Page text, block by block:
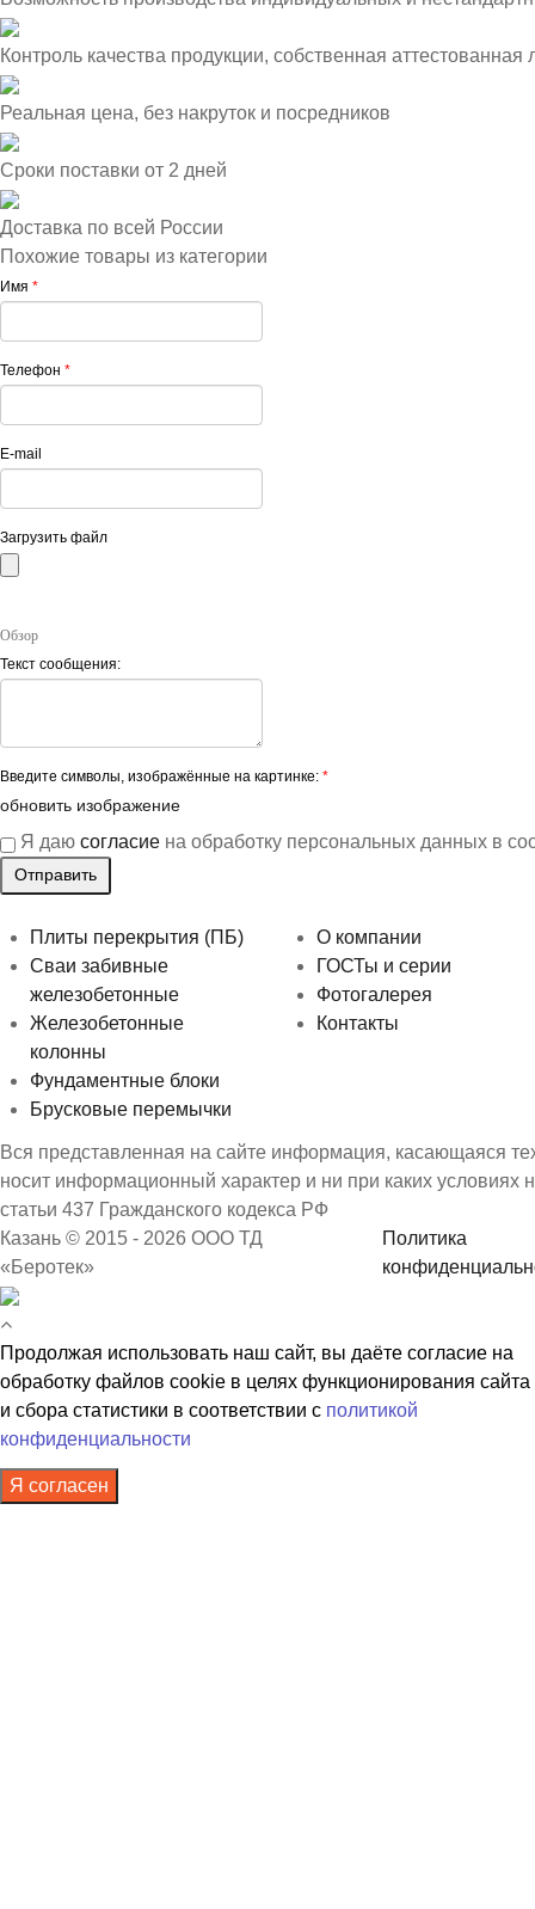
Контроль качества продукции, собственная аттестованная
Реальная цена, без накруток и посредников
Сроки поставки от 2 дней
Доставка по всей России
Похожие товары из категории
Имя *
Телефон *
E-mail
Загрузить файл
Обзор
Текст сообщения:
Введите символы, изображённые на картинке: *
обновить изображение
Я даю согласие на обработку персональных данных в
Плиты перекрытия (ПБ)
Сваи забивные
железобетонные
Железобетонные
колонны
Фундаментные блоки
Брусковые перемычки
О компании
ГОСТы и серии
Фотогалерея
Контакты
Вся представленная на сайте информация, касающаяся
носит информационный характер и ни при каких
статьи 437 Гражданского кодекса РФ
Казань © 2015 - 2026 ООО ТД
«Беротек»
Политика
Продолжая использовать наш сайт, вы даёте согласие на
обработку файлов cookie в целях функционирования сайта
и сбора статистики в соответствии с политикой
конфиденциальности
Я согласен